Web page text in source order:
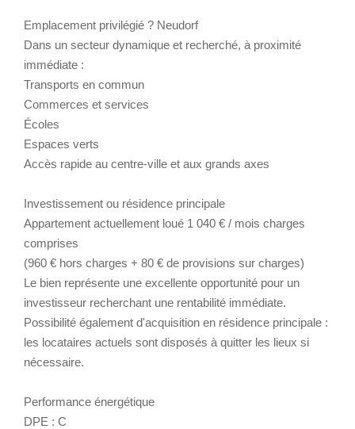
Emplacement privilégié ? Neudorf
Dans un secteur dynamique et recherché, à proximité
immédiate :
Transports en commun
Commerces et services
Écoles
Espaces verts
Accès rapide au centre-ville et aux grands axes
Investissement ou résidence principale
Appartement actuellement loué 1 040 € / mois charges
comprises
(960 € hors charges + 80 € de provisions sur charges)
Le bien représente une excellente opportunité pour un
investisseur recherchant une rentabilité immédiate.
Possibilité également d'acquisition en résidence principale :
les locataires actuels sont disposés à quitter les lieux si
nécessaire.
Performance énergétique
DPE : C